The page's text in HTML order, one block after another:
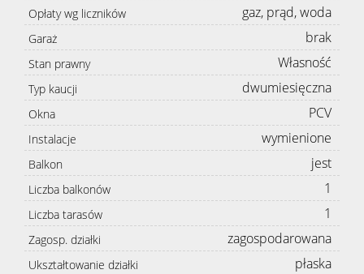
Opłaty wg liczników
gaz, prąd, woda
Garaż brak
Stan prawny Własność
Typ kaucji dwumiesięczna
Okna PCV
Instalacje wymienione
Balkon jest
Liczba balkonów 1
Liczba tarasów 1
Zagosp. działki zagospodarowana
Ukształtowanie działki płaska